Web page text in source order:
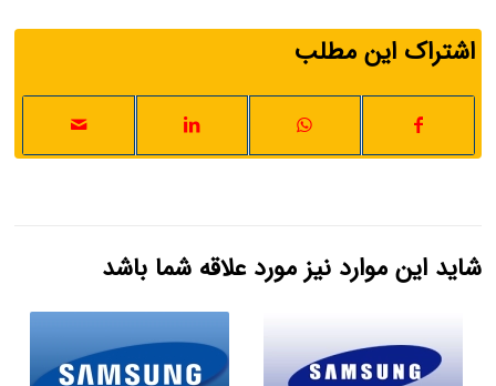
اشتراک این مطلب
شاید این موارد نیز مورد علاقه شما باشد